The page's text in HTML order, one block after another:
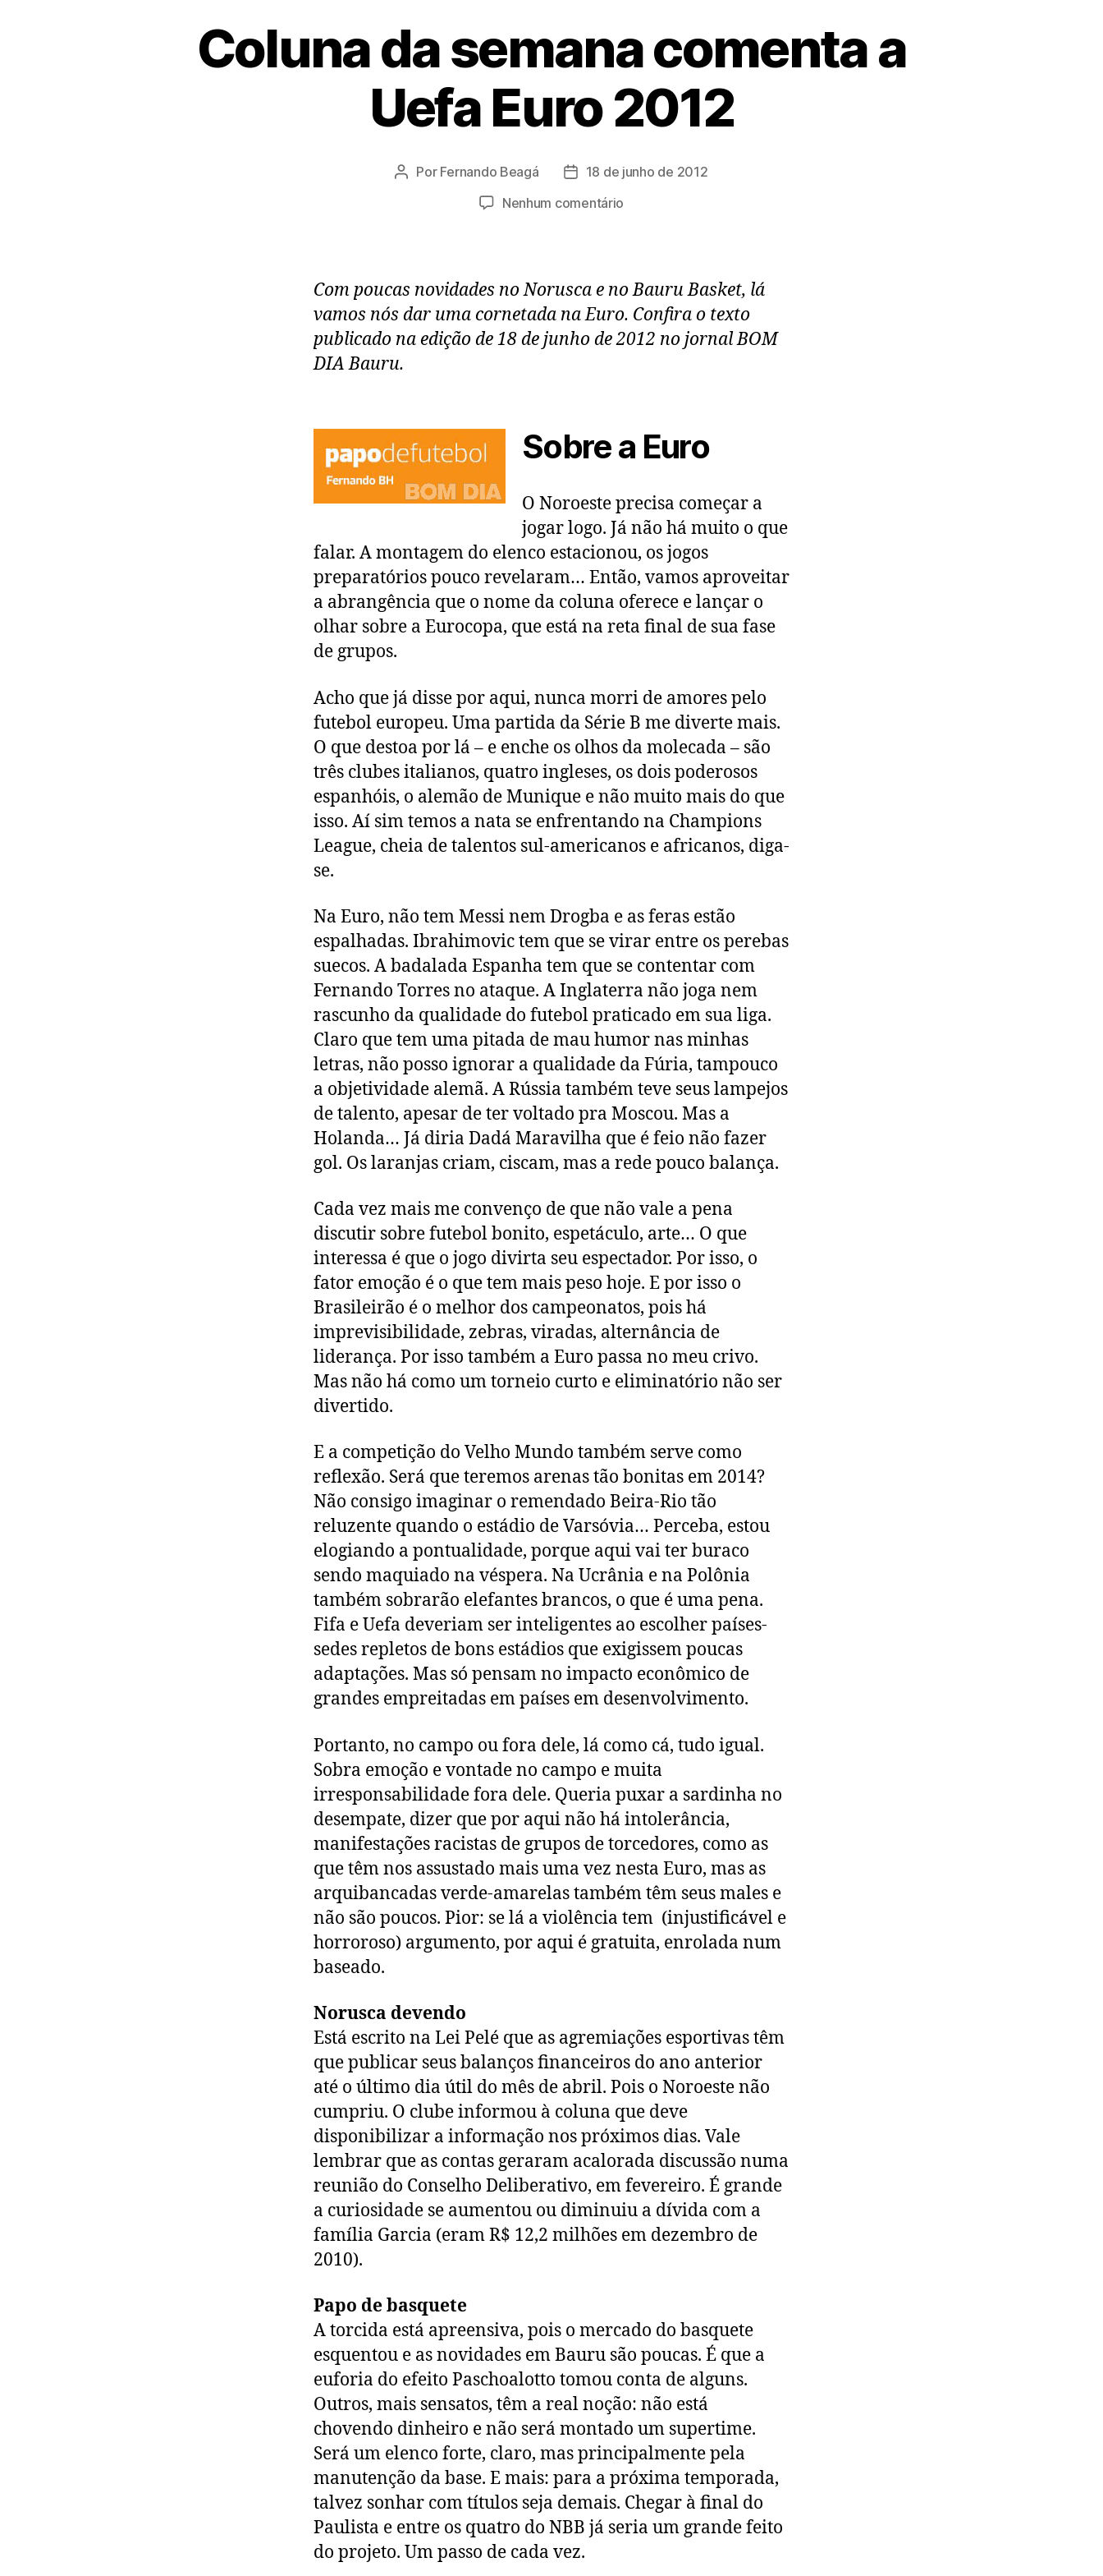
Coluna da semana comenta a
Uefa Euro 2012
Autor
Por Fernando Beagá
Data
publicação
18 de junho de 2012
Nenhum comentário
comenta
a
Uefa
Euro
Com poucas novidades no Norusca e no Bauru Basket, lá
vamos nós dar uma cornetada na Euro. Confira o texto
publicado na edição de 18 de junho de 2012 no jornal BOM
DIA Bauru.
Sobre a Euro
O Noroeste precisa começar a
jogar logo. Já não há muito o que
falar. A montagem do elenco estacionou, os jogos
preparatórios pouco revelaram… Então, vamos aproveitar
a abrangência que o nome da coluna oferece e lançar o
olhar sobre a Eurocopa, que está na reta final de sua fase
de grupos.
Acho que já disse por aqui, nunca morri de amores pelo
futebol europeu. Uma partida da Série B me diverte mais.
O que destoa por lá – e enche os olhos da molecada – são
três clubes italianos, quatro ingleses, os dois poderosos
espanhóis, o alemão de Munique e não muito mais do que
isso. Aí sim temos a nata se enfrentando na Champions
League, cheia de talentos sul-americanos e africanos, diga-
se.
Na Euro, não tem Messi nem Drogba e as feras estão
espalhadas. Ibrahimovic tem que se virar entre os perebas
suecos. A badalada Espanha tem que se contentar com
Fernando Torres no ataque. A Inglaterra não joga nem
rascunho da qualidade do futebol praticado em sua liga.
Claro que tem uma pitada de mau humor nas minhas
letras, não posso ignorar a qualidade da Fúria, tampouco
a objetividade alemã. A Rússia também teve seus lampejos
de talento, apesar de ter voltado pra Moscou. Mas a
Holanda… Já diria Dadá Maravilha que é feio não fazer
gol. Os laranjas criam, ciscam, mas a rede pouco balança.
Cada vez mais me convenço de que não vale a pena
discutir sobre futebol bonito, espetáculo, arte… O que
interessa é que o jogo divirta seu espectador. Por isso, o
fator emoção é o que tem mais peso hoje. E por isso o
Brasileirão é o melhor dos campeonatos, pois há
imprevisibilidade, zebras, viradas, alternância de
liderança. Por isso também a Euro passa no meu crivo.
Mas não há como um torneio curto e eliminatório não ser
divertido.
E a competição do Velho Mundo também serve como
reflexão. Será que teremos arenas tão bonitas em 2014?
Não consigo imaginar o remendado Beira-Rio tão
reluzente quando o estádio de Varsóvia… Perceba, estou
elogiando a pontualidade, porque aqui vai ter buraco
sendo maquiado na véspera. Na Ucrânia e na Polônia
também sobrarão elefantes brancos, o que é uma pena.
Fifa e Uefa deveriam ser inteligentes ao escolher países-
sedes repletos de bons estádios que exigissem poucas
adaptações. Mas só pensam no impacto econômico de
grandes empreitadas em países em desenvolvimento.
Portanto, no campo ou fora dele, lá como cá, tudo igual.
Sobra emoção e vontade no campo e muita
irresponsabilidade fora dele. Queria puxar a sardinha no
desempate, dizer que por aqui não há intolerância,
manifestações racistas de grupos de torcedores, como as
que têm nos assustado mais uma vez nesta Euro, mas as
arquibancadas verde-amarelas também têm seus males e
não são poucos. Pior: se lá a violência tem (injustificável e
horroroso) argumento, por aqui é gratuita, enrolada num
baseado.
Norusca devendo
Está escrito na Lei Pelé que as agremiações esportivas têm
que publicar seus balanços financeiros do ano anterior
até o último dia útil do mês de abril. Pois o Noroeste não
cumpriu. O clube informou à coluna que deve
disponibilizar a informação nos próximos dias. Vale
lembrar que as contas geraram acalorada discussão numa
reunião do Conselho Deliberativo, em fevereiro. É grande
a curiosidade se aumentou ou diminuiu a dívida com a
família Garcia (eram R$ 12,2 milhões em dezembro de
2010).
Papo de basquete
A torcida está apreensiva, pois o mercado do basquete
esquentou e as novidades em Bauru são poucas. É que a
euforia do efeito Paschoalotto tomou conta de alguns.
Outros, mais sensatos, têm a real noção: não está
chovendo dinheiro e não será montado um supertime.
Será um elenco forte, claro, mas principalmente pela
manutenção da base. E mais: para a próxima temporada,
talvez sonhar com títulos seja demais. Chegar à final do
Paulista e entre os quatro do NBB já seria um grande feito
do projeto. Um passo de cada vez.